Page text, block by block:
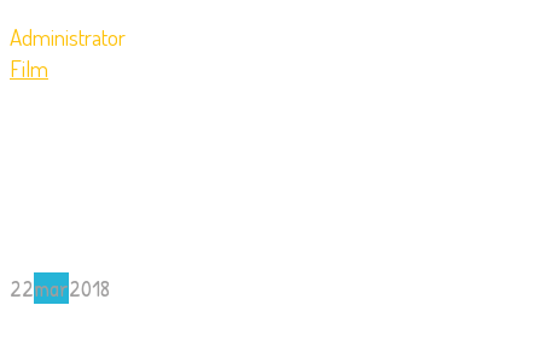
Administrator
Film
22mar2018